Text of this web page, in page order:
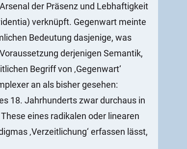
der Präsenz und Lebhaftigkeit
verknüpft. Gegenwart meinte
Bedeutung dasjenige, was
derjenigen Semantik,
Begriff von ‚Gegenwart‘
an als bisher gesehen:
18. Jahrhunderts zwar durchaus in
eines radikalen oder linearen
‚Verzeitlichung‘ erfassen lässt,